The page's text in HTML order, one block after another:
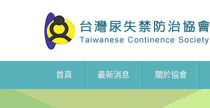
首頁 最新消息 關於協會